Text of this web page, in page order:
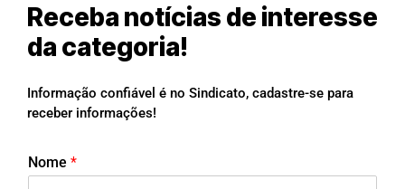
Receba notícias de interesse
da categoria!
Informação confiável é no Sindicato, cadastre-se para
receber informações!
Nome *